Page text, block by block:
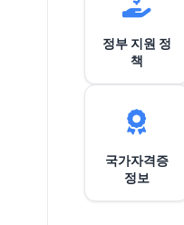
정부 지원 정
책
국가자격증
정보